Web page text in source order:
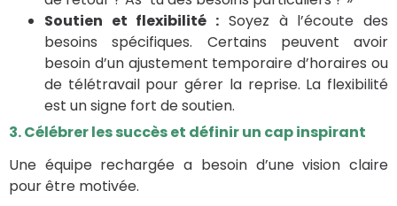
Soutien et flexibilité : Soyez à l’écoute des
besoins spécifiques. Certains peuvent avoir
besoin d’un ajustement temporaire d’horaires ou
de télétravail pour gérer la reprise. La flexibilité
est un signe fort de soutien.
3. Célébrer les succès et définir un cap inspirant
Une équipe rechargée a besoin d’une vision claire
pour être motivée.